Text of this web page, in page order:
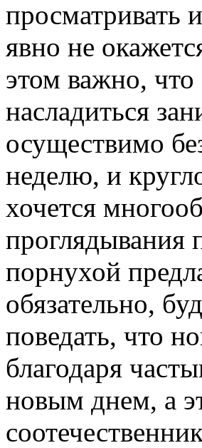
просматривать
явно не
этом важно,
насладиться
осуществимо
неделю, и
хочется
проглядывания
порнухой
обязательно,
поведать, что
благодаря
новым днем, а